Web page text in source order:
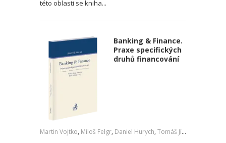
této oblasti se kniha...
Banking & Finance.
Praxe specifických
druhů financování
Martin Vojtko, Miloš Felgr, Daniel Hurych, Tomáš Jíně